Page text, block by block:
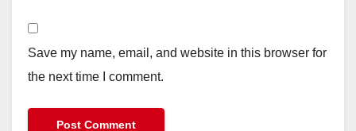
Save my name, email, and website in this browser for
the next time I comment.